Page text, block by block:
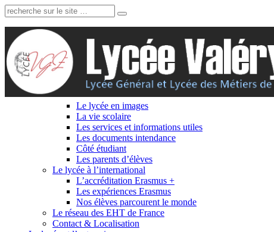
Recherche:
Le lycée en images
La vie scolaire
Les services et informations utiles
Les documents intendance
Côté étudiant
Les parents d’élèves
Le lycée à l’international
L’accréditation Erasmus +
Les expériences Erasmus
Nos élèves parcourent le monde
Le réseau des EHT de France
Contact & Localisation